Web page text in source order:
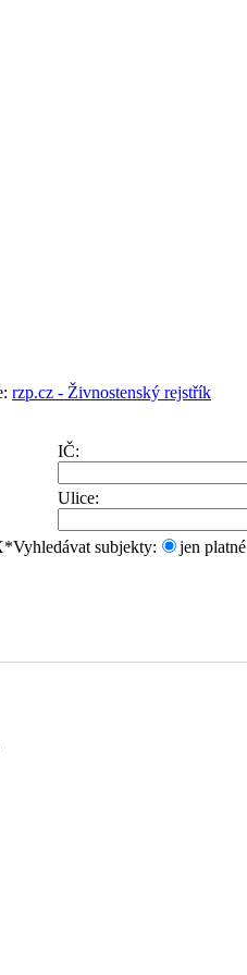
rzp.cz - Živnostenský rejstřík
IČ:
Ulice:
Vyhledávat subjekty: jen platné